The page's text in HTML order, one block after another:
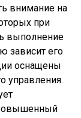
внимание на
при
выполнение
зависит его
оснащены
управления.